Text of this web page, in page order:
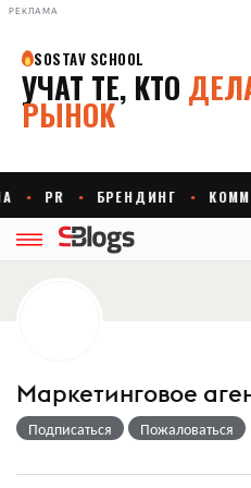
РЕКЛАМА
Маркетинговое
Подписаться Пожаловаться